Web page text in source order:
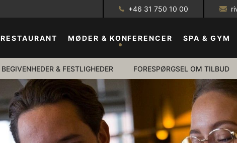
+46 31 750 10 00
RESTAURANT MØDER & KONFERENCER SPA & GYM
GALLERI
BEGIVENHEDER & FESTLIGHEDER FORESPØRGSEL OM TILBUD